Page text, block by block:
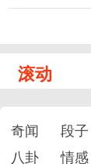
滚动
奇闻 段子
八卦
情感